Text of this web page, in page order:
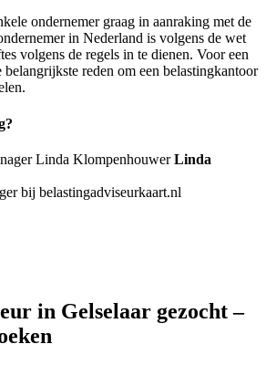
ondernemer graag in aanraking met de
in Nederland is volgens de wet
volgens de regels in te dienen. Voor een
reden om een belastingkantoor
Linda
bij belastingadviseurkaart.nl
in Gelselaar gezocht –